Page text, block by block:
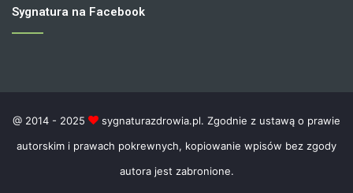
Sygnatura na Facebook
@ 2014 - 2025
sygnaturazdrowia.pl. Zgodnie z ustawą o prawie
autorskim i prawach pokrewnych, kopiowanie wpisów bez zgody
autora jest zabronione.